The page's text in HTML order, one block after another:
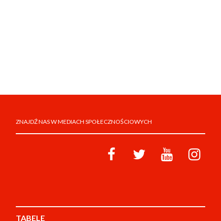
ZNAJDŹ NAS W MEDIACH SPOŁECZNOŚCIOWYCH
TABELE